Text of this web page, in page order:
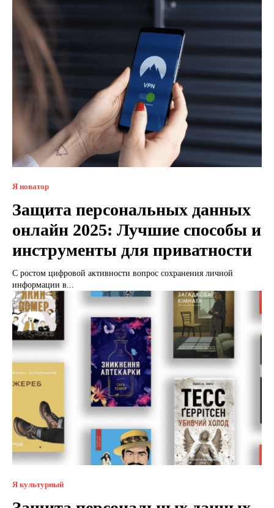
Я новатор
Защита персональных данных
онлайн 2025: Лучшие способы и
инструменты для приватности
С ростом цифровой активности вопрос сохранения личной
информации в...
Я культурный